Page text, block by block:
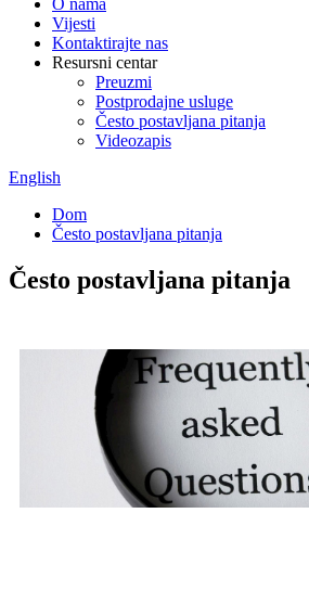
O nama
Vijesti
Kontaktirajte nas
Resursni centar
Preuzmi
Postprodajne usluge
Često postavljana pitanja
Videozapis
English
Dom
Često postavljana pitanja
Često postavljana pitanja